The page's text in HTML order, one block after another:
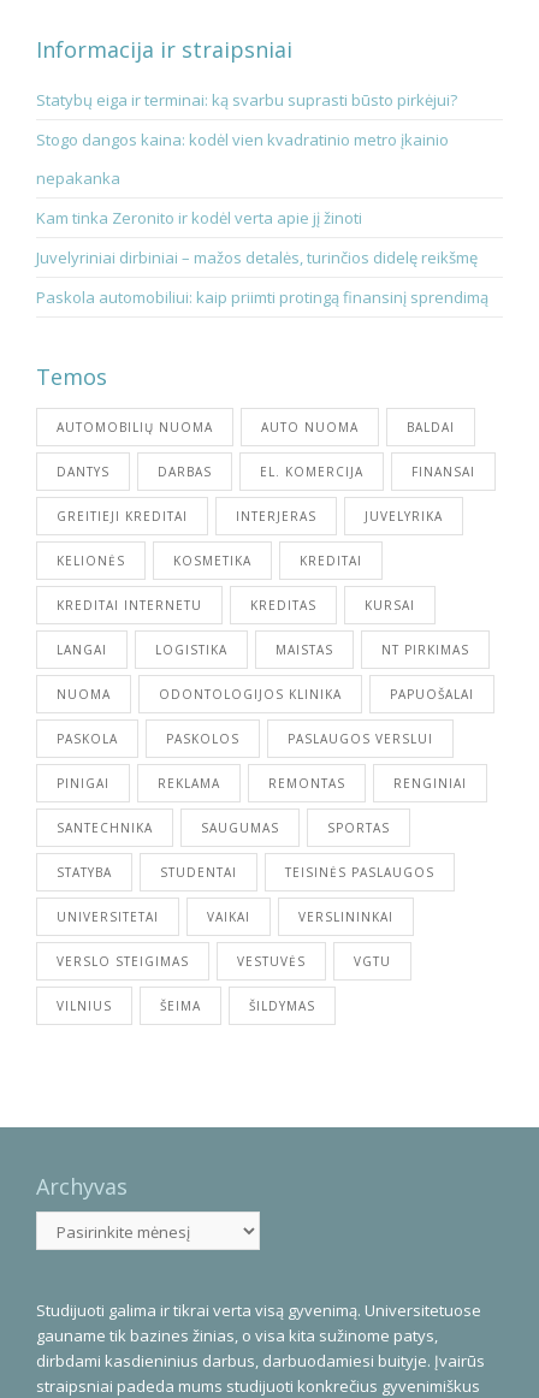
Informacija ir straipsniai
Statybų eiga ir terminai: ką svarbu suprasti būsto pirkėjui?
Stogo dangos kaina: kodėl vien kvadratinio metro įkainio
nepakanka
Kam tinka Zeronito ir kodėl verta apie jį žinoti
Juvelyriniai dirbiniai – mažos detalės, turinčios didelę reikšmę
Paskola automobiliui: kaip priimti protingą finansinį sprendimą
Temos
AUTOMOBILIŲ NUOMA AUTO NUOMA BALDAI
DANTYS DARBAS EL. KOMERCIJA FINANSAI
GREITIEJI KREDITAI INTERJERAS JUVELYRIKA
KELIONĖS KOSMETIKA KREDITAI
KREDITAI INTERNETU KREDITAS KURSAI
LANGAI LOGISTIKA MAISTAS NT PIRKIMAS
NUOMA ODONTOLOGIJOS KLINIKA PAPUOŠALAI
PASKOLA PASKOLOS PASLAUGOS VERSLUI
PINIGAI REKLAMA REMONTAS RENGINIAI
SANTECHNIKA SAUGUMAS SPORTAS
STATYBA STUDENTAI TEISINĖS PASLAUGOS
UNIVERSITETAI VAIKAI VERSLININKAI
VERSLO STEIGIMAS VESTUVĖS VGTU
VILNIUS ŠEIMA ŠILDYMAS
Archyvas
Archyvas
Studijuoti galima ir tikrai verta visą gyvenimą. Universitetuose
gauname tik bazines žinias, o visa kita sužinome patys,
dirbdami kasdieninius darbus, darbuodamiesi buityje. Įvairūs
straipsniai padeda mums studijuoti konkrečius gyvenimiškus